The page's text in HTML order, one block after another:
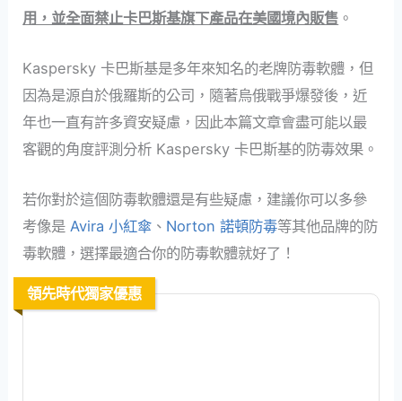
用，並全面禁止卡巴斯基旗下產品在美國境內販售 。
Kaspersky 卡巴斯基是多年來知名的老牌防毒軟體，但
因為是源自於俄羅斯的公司，隨著烏俄戰爭爆發後，近
年也一直有許多資安疑慮，因此本篇文章會盡可能以最
客觀的角度評測分析 Kaspersky 卡巴斯基的防毒效果。
若你對於這個防毒軟體還是有些疑慮，建議你可以多參
考像是Avira 小紅傘 、 Norton 諾頓防毒等其他品牌的防
毒軟體，選擇最適合你的防毒軟體就好了！
領先時代獨家優惠